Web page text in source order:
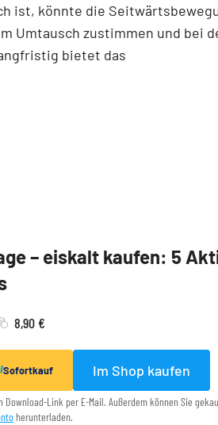
ist, könnte die
Umtausch zustimmen und bei
bietet das
– eiskalt kaufen: 5
8,90 €
Sofortkauf Im Shop kaufen
Download-Link per E-Mail. Außerdem können Sie
herunterladen.